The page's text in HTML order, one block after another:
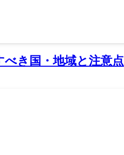
べき国・地域と注意点